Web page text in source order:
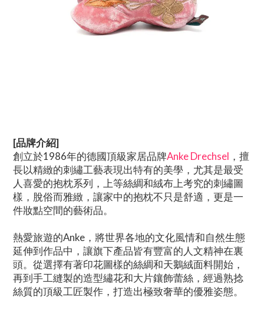
[品牌介紹]
創立於1986年的德國頂級家居品牌Anke Drechsel ，擅
長以精緻的刺繡工藝表現出特有的美學，尤其是最受
人喜愛的抱枕系列，上等絲綢和絨布上考究的刺繡圖
樣，脫俗而雅緻，讓家中的抱枕不只是舒適，更是一
件妝點空間的藝術品。
熱愛旅遊的Anke，將世界各地的文化風情和自然生態
延伸到作品中，讓旗下產品皆有豐富的人文精神在裏
頭。從選擇有著印花圖樣的絲綢和天鵝絨面料開始，
再到手工縫製的造型繡花和大片鑲飾蕾絲，經過熟捻
絲質的頂級工匠製作，打造出極致奢華的優雅姿態。